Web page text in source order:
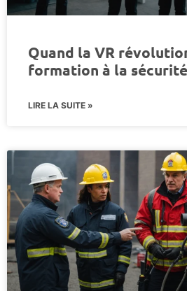
Quand la VR
formation à la
LIRE LA SUITE »